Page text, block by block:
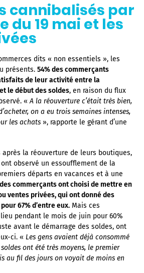
cannibalisés par
du 19 mai et les
dits « non essentiels », les
présents. 54% des commerçants
de leur activité entre la
le début des soldes, en raison du flux
«A la réouverture c’était très bien,
on a eu trois semaines intenses,
les achats », rapporte le gérant d’une
après la réouverture de leurs boutiques,
observé un essoufflement de la
départs en vacances et à une
commerçants ont choisi de mettre en
ventes privées, qui ont donné des
67% d’entre eux. Mais ces
pendant le mois de juin pour 60%
avant le démarrage des soldes, ont
ci. « Les gens avaient déjà consommé
ont été très moyens, le premier
au fil des jours on voyait de moins en